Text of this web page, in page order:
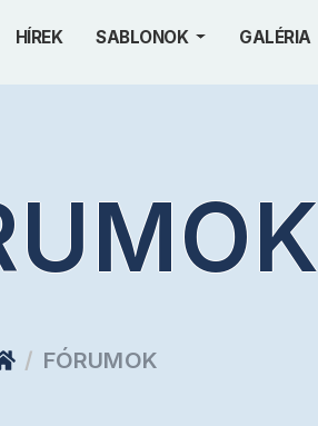
HÍREK SABLONOK GALÉRIA
FÓRUMOK